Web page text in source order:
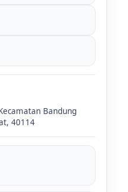
Bandung
40114